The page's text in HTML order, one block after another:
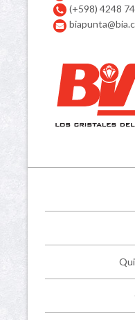
(+598) 4248